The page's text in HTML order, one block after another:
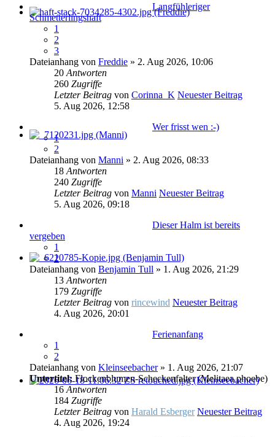
Langfühleriger
Schmetterlingshaft
1
2
3
Dateianhang von Freddie » 2. Aug 2026, 10:06
20 Antworten
260 Zugriffe
Letzter Beitrag von Corinna_K Neuester Beitrag
5. Aug 2026, 12:58
Wer frisst wen :-)
1
2
Dateianhang von Manni » 2. Aug 2026, 08:33
18 Antworten
240 Zugriffe
Letzter Beitrag von Manni Neuester Beitrag
5. Aug 2026, 09:18
Dieser Halm ist bereits
vergeben
1
2
Dateianhang von Benjamin Tull » 1. Aug 2026, 21:29
13 Antworten
179 Zugriffe
Letzter Beitrag von rincewind Neuester Beitrag
4. Aug 2026, 20:01
Ferienanfang
1
2
Dateianhang von Kleinseebacher» 1. Aug 2026, 21:07
Untertitel: Flockenblumen-Scheckenfalter (Melitaea phoebe)
16 Antworten
184 Zugriffe
Letzter Beitrag von Harald Esberger Neuester Beitrag
4. Aug 2026, 19:24